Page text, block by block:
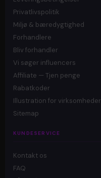
Privatlivspolitik
Miljø & bæredygtighed
Forhandlere
Bliv forhandler
Vi søger influencers
Affiliate — Tjen penge
Rabatkoder
Illustration for virksomheder
Sitemap
KUNDESERVICE
Kontakt os
FAQ